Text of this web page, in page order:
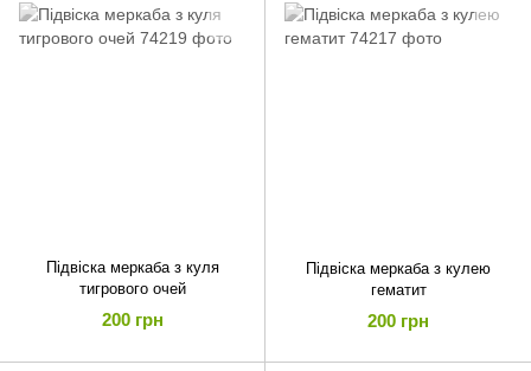
Підвіска меркаба з куля
тигрового очей
200 грн
Підвіска меркаба з кулею
гематит
200 грн